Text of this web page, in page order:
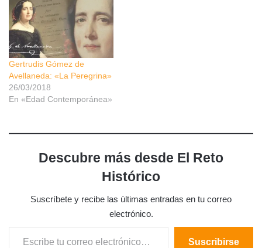
Gertrudis Gómez de
Avellaneda: «La Peregrina»
26/03/2018
En «Edad Contemporánea»
Descubre más desde El Reto
Histórico
Suscríbete y recibe las últimas entradas en tu correo
electrónico.
Escribe tu correo electrónico…
Suscribirse